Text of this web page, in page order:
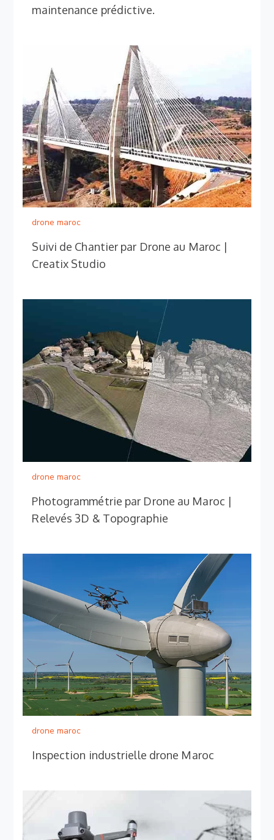
maintenance prédictive.
drone maroc
Suivi de Chantier par Drone au Maroc |
Creatix Studio
drone maroc
Photogrammétrie par Drone au Maroc |
Relevés 3D & Topographie
drone maroc
Inspection industrielle drone Maroc